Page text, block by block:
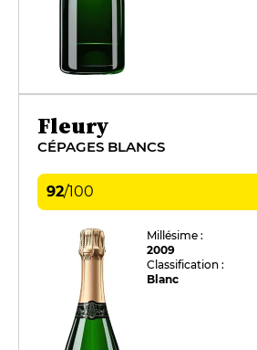
Fleury
CÉPAGES BLANCS
92/100
Millésime :
2009
Classification :
Blanc